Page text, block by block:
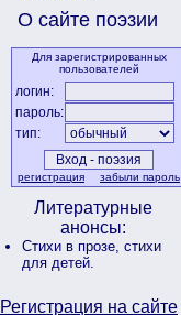
О сайте поэзии
Для зарегистрированных
пользователей
логин:
пароль:
тип:
регистрация забыли пароль
Литературные
анонсы:
Стихи в прозе, стихи
для детей.
Регистрация на сайте